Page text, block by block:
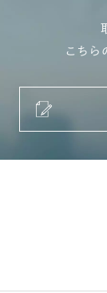
こちら